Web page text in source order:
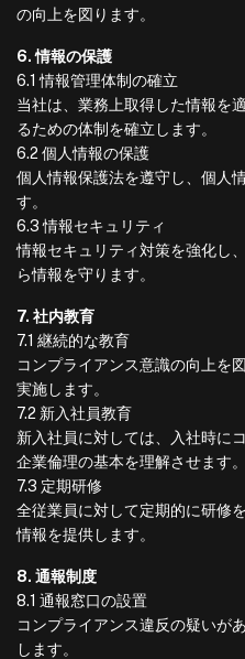
の向上を図ります。
6. 情報の保護
6.1 情報管理体制の確立
当社は、業務上取得した情報を
るための体制を確立します。
6.2 個人情報の保護
個人情報保護法を遵守し、個人
す。
6.3 情報セキュリティ
情報セキュリティ対策を強化し
ら情報を守ります。
7. 社内教育
7.1 継続的な教育
コンプライアンス意識の向上を
実施します。
7.2 新入社員教育
新入社員に対しては、入社時に
企業倫理の基本を理解させます
7.3 定期研修
全従業員に対して定期的に研修
情報を提供します。
8. 通報制度
8.1 通報窓口の設置
コンプライアンス違反の疑いが
します。